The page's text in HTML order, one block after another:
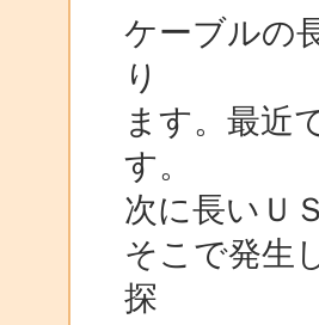
ケーブルの
り
ます。最近
す。
次に長いＵ
そこで発生
探